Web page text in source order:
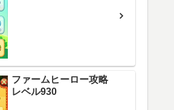
ファームヒーロー攻略
レベル930